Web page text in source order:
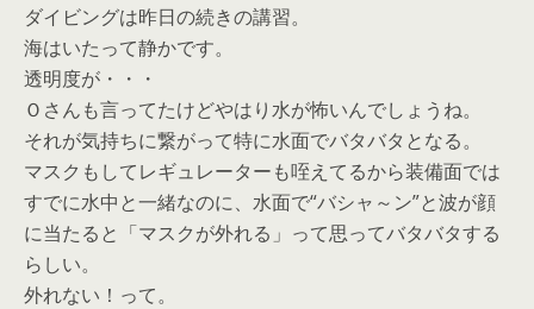
ダイビングは昨日の続きの講習。
海はいたって静かです。
透明度が・・・
Ｏさんも言ってたけどやはり水が怖いんでしょうね。
それが気持ちに繋がって特に水面でバタバタとなる。
マスクもしてレギュレーターも咥えてるから装備面では
すでに水中と一緒なのに、水面で“バシャ～ン”と波が顔
に当たると「マスクが外れる」って思ってバタバタする
らしい。
外れない！って。